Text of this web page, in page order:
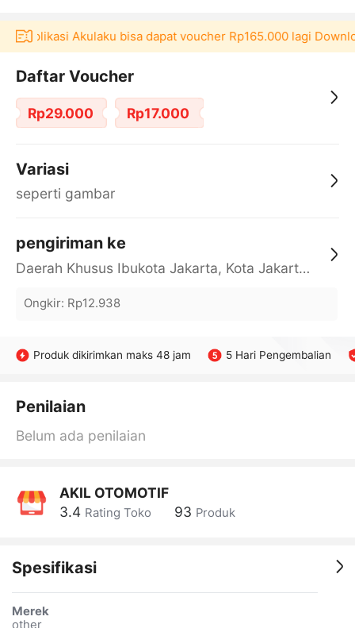
aplikasi Akulaku bisa dapat voucher Rp165.000 lagi
Daftar Voucher
Rp29.000 Rp17.000
Variasi
seperti gambar
pengiriman ke
Daerah Khusus Ibukota Jakarta, Kota Jakarta Barat, Cengkareng, yy
Ongkir: Rp12.938
Produk dikirimkan maks 48 jam 5 Hari Pengembalian
Penilaian
Belum ada penilaian
AKIL OTOMOTIF
3.4 Rating Toko 93 Produk
Spesifikasi
Merek
other